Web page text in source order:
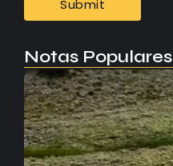
Notas Populares